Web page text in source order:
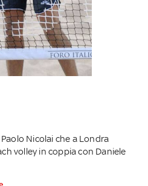
Nicolai che a Londra
volley in coppia con Daniele